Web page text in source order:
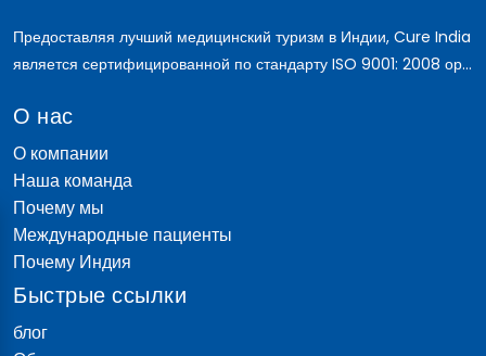
Предоставляя лучший медицинский туризм в Индии, Cure India
является сертифицированной по стандарту ISO 9001: 2008 ор...
О нас
О компании
Наша команда
Почему мы
Международные пациенты
Почему Индия
Быстрые ссылки
блог